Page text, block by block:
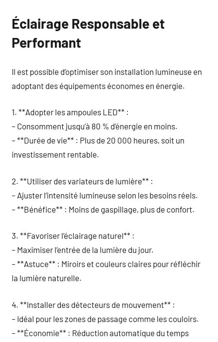
Éclairage Responsable et
Performant
Il est possible d’optimiser son installation lumineuse en
adoptant des équipements économes en énergie.
1. **Adopter les ampoules LED** :
– Consomment jusqu’à 80 % d’énergie en moins.
– **Durée de vie** : Plus de 20 000 heures, soit un
investissement rentable.
2. **Utiliser des variateurs de lumière** :
– Ajuster l’intensité lumineuse selon les besoins réels.
– **Bénéfice** : Moins de gaspillage, plus de confort.
3. **Favoriser l’éclairage naturel** :
– Maximiser l’entrée de la lumière du jour.
– **Astuce** : Miroirs et couleurs claires pour réfléchir
la lumière naturelle.
4. **Installer des détecteurs de mouvement** :
– Idéal pour les zones de passage comme les couloirs.
– **Économie** : Réduction automatique du temps